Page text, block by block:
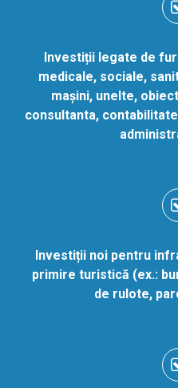
Investiții legate de
medicale, sociale,
mașini, unelte,
consultanta,
Investiții noi pentru
primire turistică (ex.:
de rulote,